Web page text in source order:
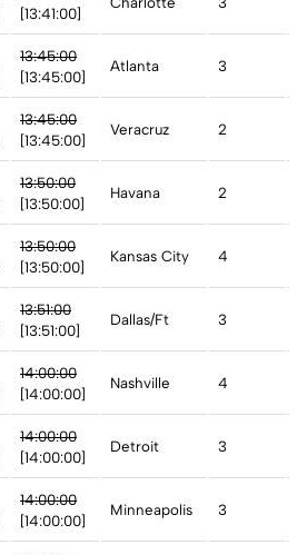
[13:41:00]
13:45:00
[13:45:00]
Atlanta 3
13:45:00
[13:45:00]
Veracruz 2
13:50:00
[13:50:00]
Havana 2
13:50:00
[13:50:00]
Kansas City 4
13:51:00
[13:51:00]
Dallas/Ft 3
14:00:00
[14:00:00]
Nashville 4
14:00:00
[14:00:00]
Detroit 3
14:00:00
[14:00:00]
Minneapolis 3